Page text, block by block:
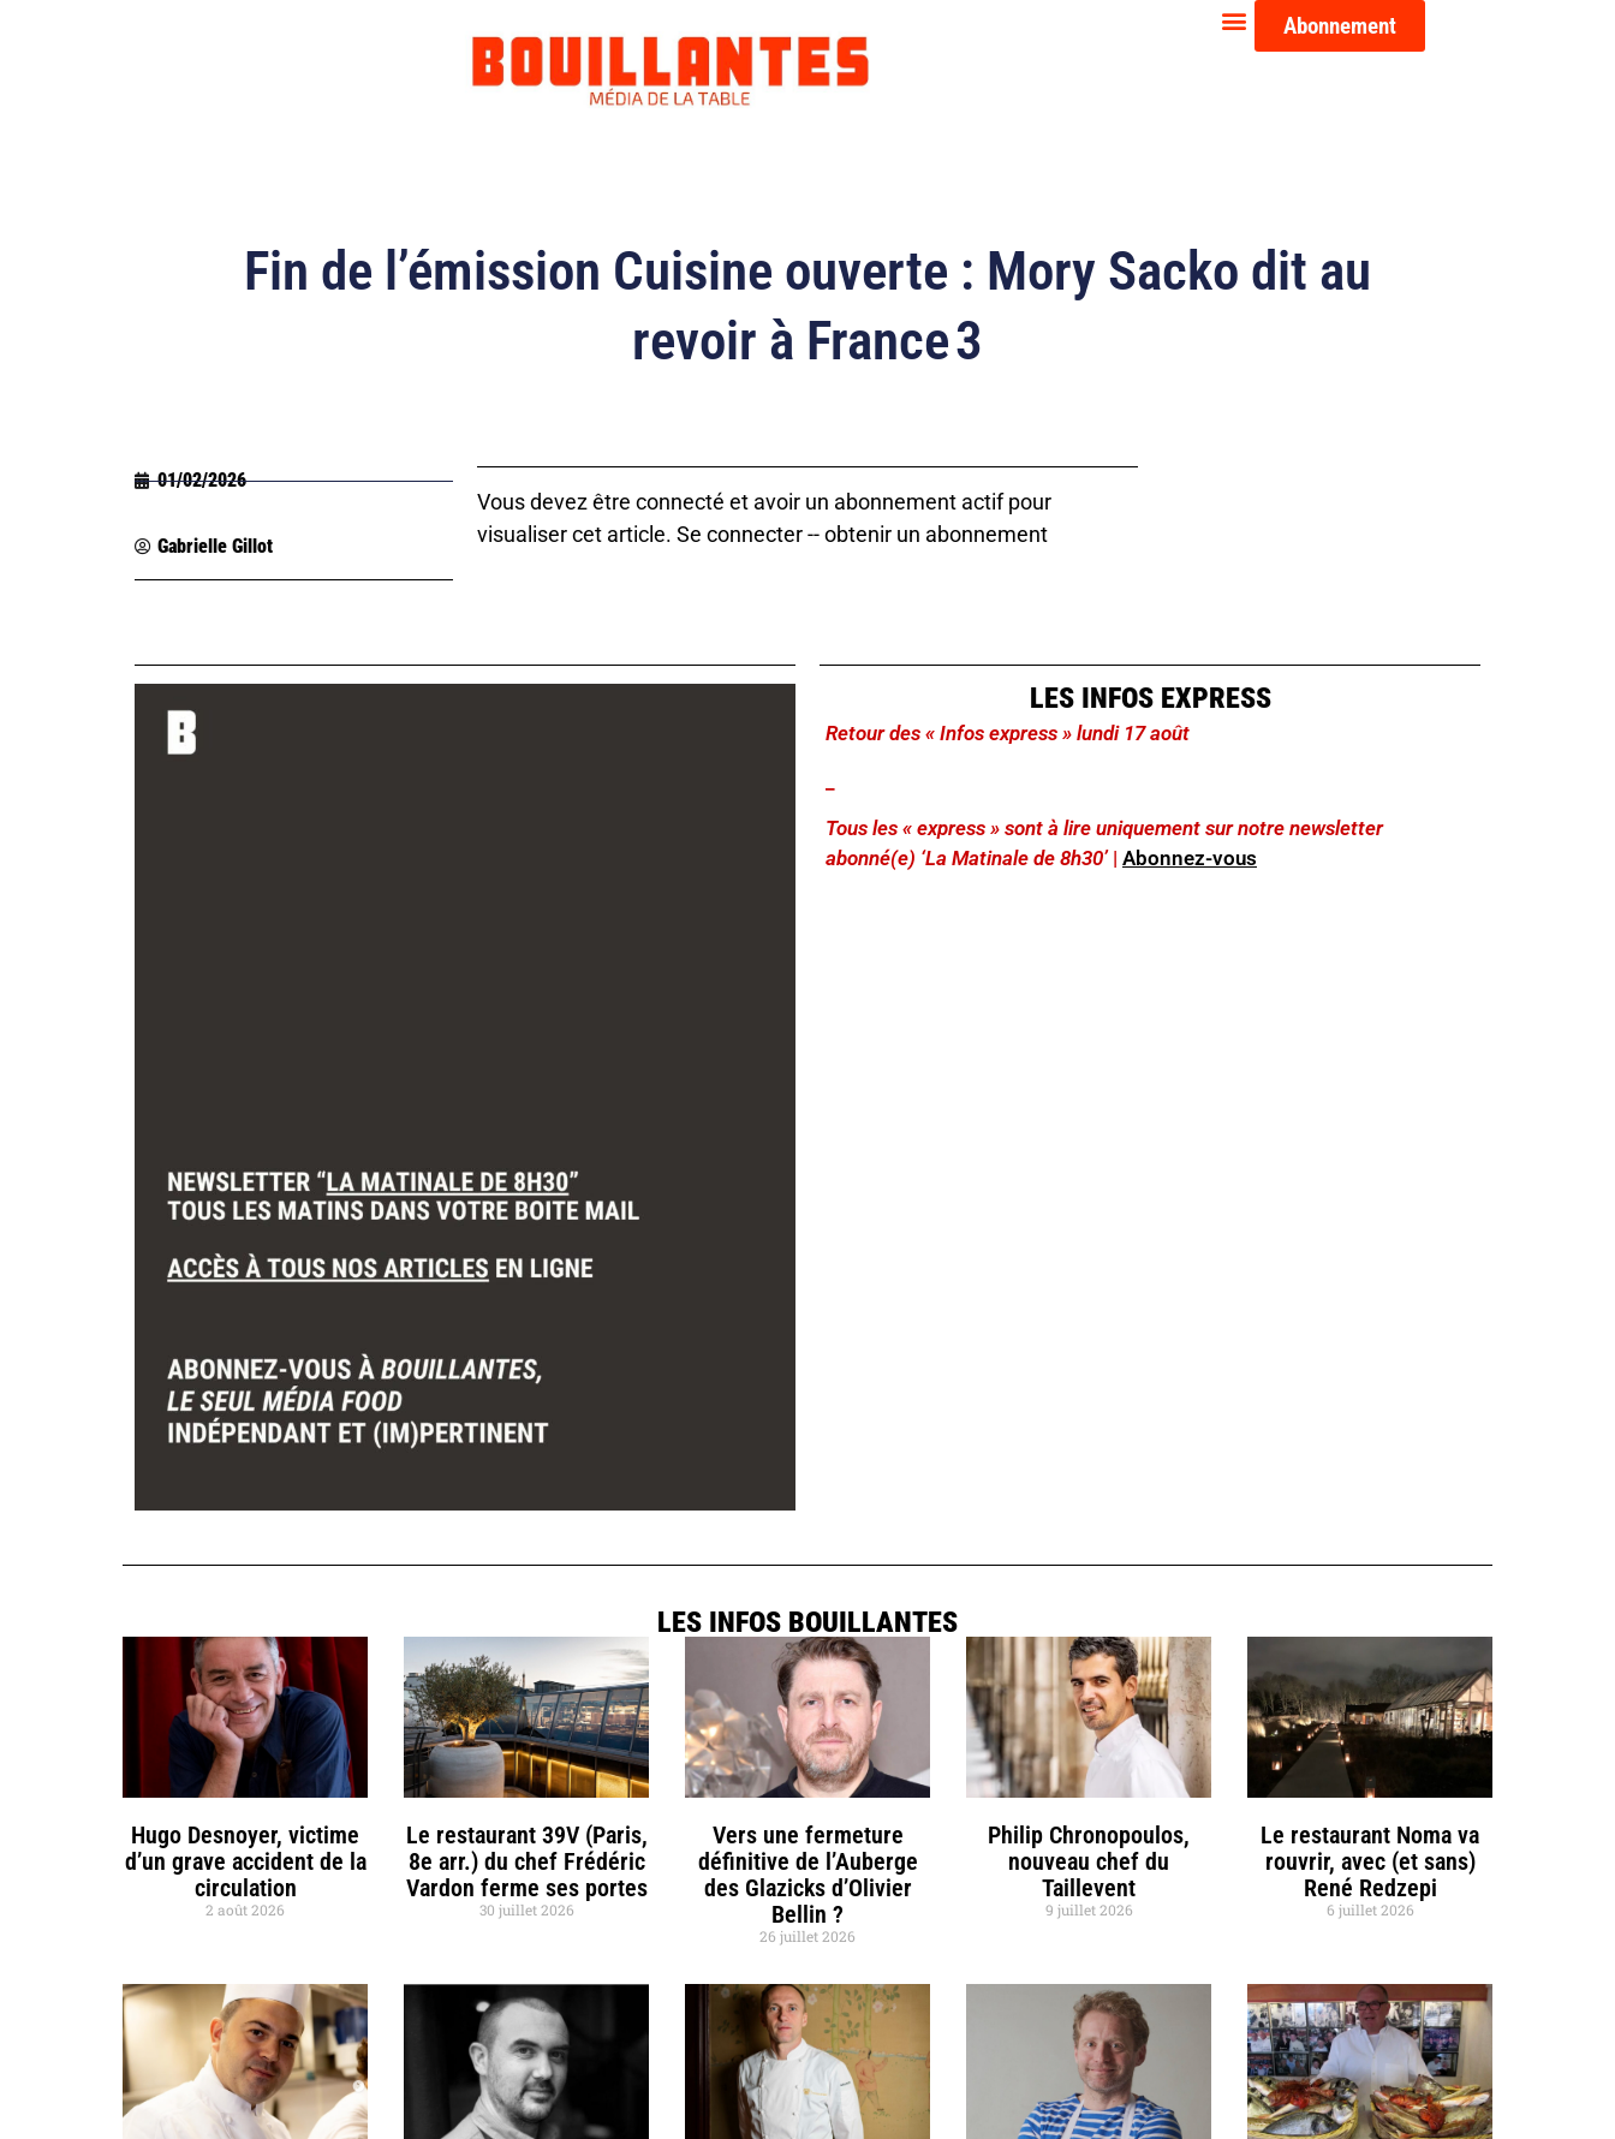
Abonnement
Fin de l’émission Cuisine ouverte : Mory Sacko dit au
revoir à France 3
01/02/2026
Gabrielle Gillot
Vous devez être connecté et avoir un abonnement actif pour
visualiser cet article. Se connecter--obtenir un abonnement
LES INFOS EXPRESS
Retour des « Infos express » lundi 17 août
Tous les « express » sont à lire uniquement sur notre newsletter
abonné(e) ‘La Matinale de 8h30’ | Abonnez-vous
LES INFOS BOUILLANTES
Hugo Desnoyer, victime
d’un grave accident de la
circulation
2 août 2026
Le restaurant 39V (Paris,
8e arr.) du chef Frédéric
Vardon ferme ses portes
30 juillet 2026
Vers une fermeture
définitive de l’Auberge
des Glazicks d’Olivier
Bellin ?
26 juillet 2026
Philip Chronopoulos,
nouveau chef du
Taillevent
9 juillet 2026
Le restaurant Noma va
rouvrir, avec (et sans)
René Redzepi
6 juillet 2026